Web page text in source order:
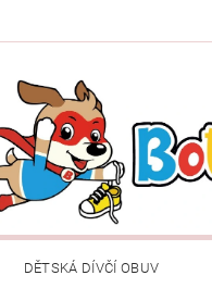
DĚTSKÁ DÍVČÍ OBUV